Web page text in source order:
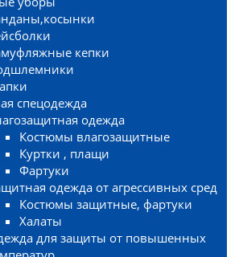
кепки
спецодежда
одежда
Костюмы влагозащитные
Куртки , плащи
Фартуки
одежда от агрессивных сред
Костюмы защитные, фартуки
Халаты
для защиты от повышенных